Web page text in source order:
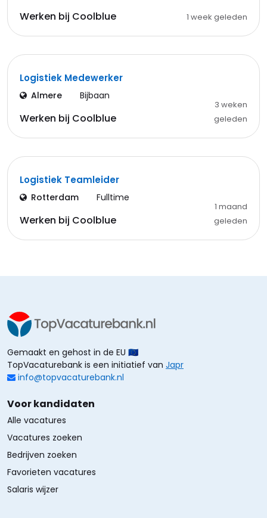
Werken bij Coolblue 1 week geleden
Logistiek Medewerker
Almere Bijbaan
Werken bij Coolblue
3 weken
geleden
Logistiek Teamleider
Rotterdam Fulltime
Werken bij Coolblue
1 maand
geleden
Gemaakt en gehost in de EU 🇪🇺
TopVacaturebank is een initiatief van Japr
info@topvacaturebank.nl
Voor kandidaten
Alle vacatures
Vacatures zoeken
Bedrijven zoeken
Favorieten vacatures
Salaris wijzer